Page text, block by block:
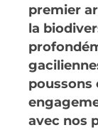
premier
la
poussons
avec nos